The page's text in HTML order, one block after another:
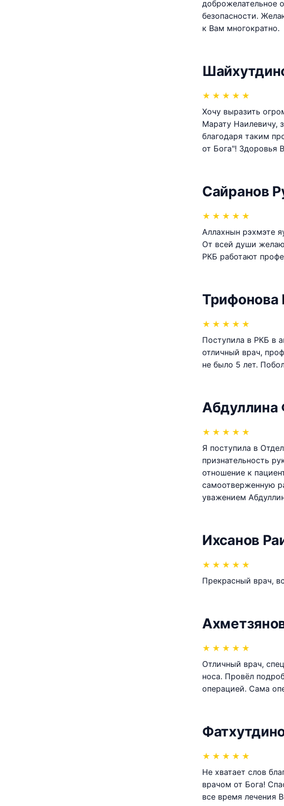
доброжелательное
безопасности.
к Вам многократно.
★ ★ ★ ★ ★
Хочу выразить
Марату Наилевичу,
благодаря таким
от Бога"! Здоровья
Сайранов
★ ★ ★ ★ ★
Аллахнын рэхмэте
От всей души
РКБ работают
Трифонова
★ ★ ★ ★ ★
Поступила в РКБ в
отличный врач,
не было 5 лет.
Абдуллина
★ ★ ★ ★ ★
Я поступила в
признательность
отношение к
самоотверженную
уважением
Ихсанов
★ ★ ★ ★ ★
Прекрасный врач,
★ ★ ★ ★ ★
Отличный врач,
носа. Провёл
операцией. Сама
★ ★ ★ ★ ★
Не хватает слов
врачом от Бога!
все время лечения